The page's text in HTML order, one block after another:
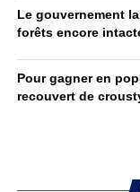
Le gouvernement
forêts encore
Pour gagner en
recouvert de